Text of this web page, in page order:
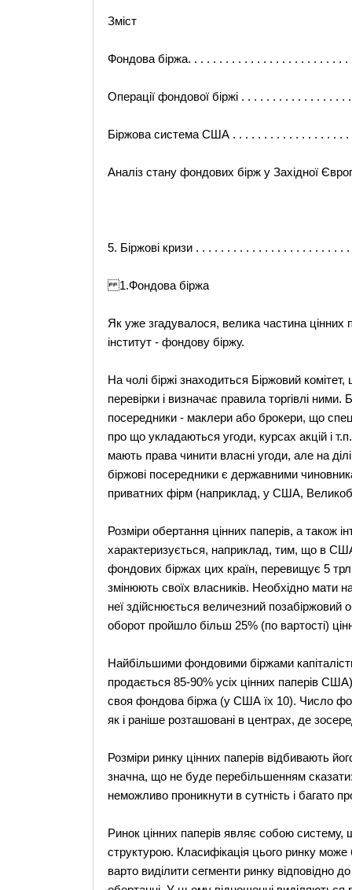
Зміст
Фондова біржа. . . . . . . . . . . . . . . . . . . . . . . . .
Операції фондової біржі . . . . . . . . . . . . . . . . .
Біржова система США . . . . . . . . . . . . . . . . . . .
Аналіз стану фондових бірж у Західної
5. Біржові кризи . . . . . . . . . . . . . . . . . . . . . . . .
1.Фондова біржа
Як уже згадувалося, велика частина цінних
інститут - фондову біржу.
На чолі біржі знаходиться Біржовий
перевірки і визначає правила торгівлі ними.
посередники - маклери або брокери, що
про що укладаються угоди, курсах акцій і
мають права чинити власні угоди, але на
біржові посередники є державними
приватних фірм (наприклад, у США,
Розміри обертання цінних паперів, а також
характеризується, наприклад, тим, що в
фондових біржах цих країн, перевищує 5
змінюють своїх власників. Необхідно мати
неї здійснюється величезний
оборот пройшло більш 25% (по вартості)
Найбільшими фондовими біржами
продається 85-90% усіх цінних паперів
своя фондова біржа (у США їх 10). Число
як і раніше розташовані в центрах, де
Розміри ринку цінних паперів відбивають
значна, що не буде перебільшенням сказати:
неможливо проникнути в сутність і багато
Ринок цінних паперів являє собою
структурою. Класифікація цього ринку
варто виділити сегменти ринку відповідно